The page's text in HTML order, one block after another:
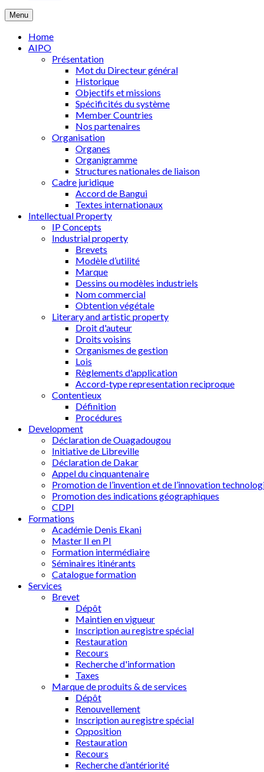
Menu
Home
AIPO
Présentation
Mot du Directeur général
Historique
Objectifs et missions
Spécificités du système
Member Countries
Nos partenaires
Organisation
Organes
Organigramme
Structures nationales de liaison
Cadre juridique
Accord de Bangui
Textes internationaux
Intellectual Property
IP Concepts
Industrial property
Brevets
Modèle d’utilité
Marque
Dessins ou modèles industriels
Nom commercial
Obtention végétale
Literary and artistic property
Droit d'auteur
Droits voisins
Organismes de gestion
Lois
Règlements d'application
Accord-type representation reciproque
Contentieux
Définition
Procédures
Development
Déclaration de Ouagadougou
Initiative de Libreville
Déclaration de Dakar
Appel du cinquantenaire
Promotion de l’invention et de l’innovation
Promotion des indications géographiques
CDPI
Formations
Académie Denis Ekani
Master II en PI
Formation intermédiaire
Séminaires itinérants
Catalogue formation
Services
Brevet
Dépôt
Maintien en vigueur
Inscription au registre spécial
Restauration
Recours
Recherche d'information
Taxes
Marque de produits & de services
Dépôt
Renouvellement
Inscription au registre spécial
Opposition
Restauration
Recours
Recherche d’antériorité